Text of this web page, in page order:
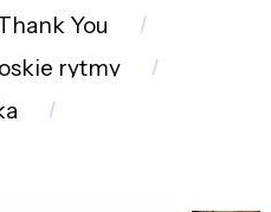
You
rytmy